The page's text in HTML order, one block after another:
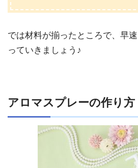
では材料が揃ったところで、早
っていきましょう♪
アロマスプレーの作り方